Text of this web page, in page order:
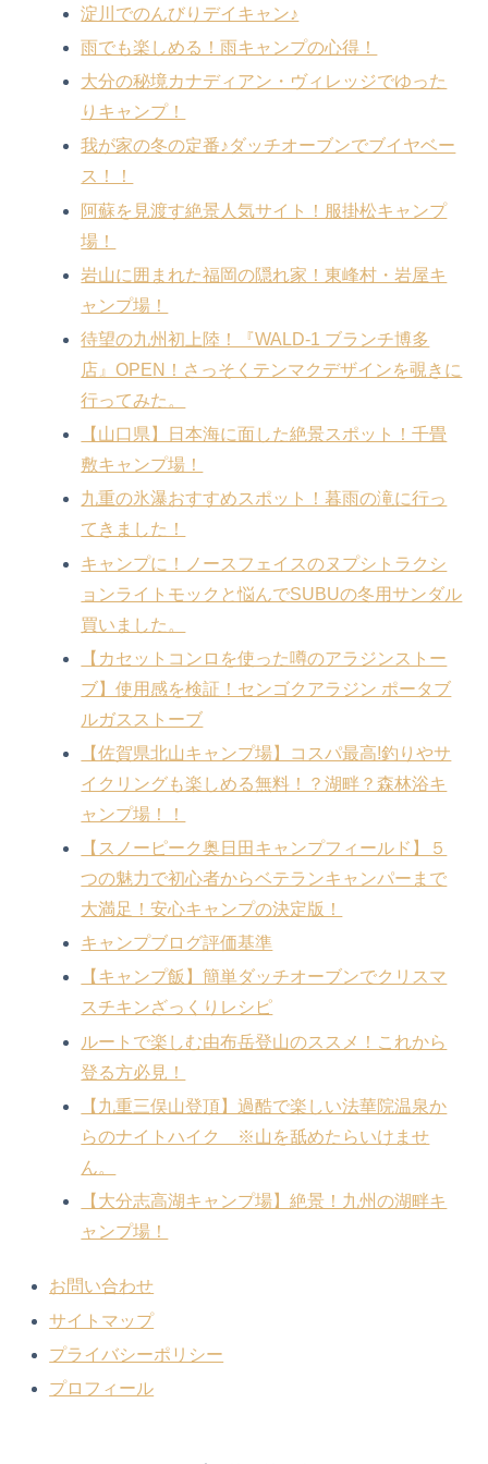
淀川でのんびりデイキャン♪
雨でも楽しめる！雨キャンプの心得！
大分の秘境カナディアン・ヴィレッジでゆった
りキャンプ！
我が家の冬の定番♪ダッチオーブンでブイヤベー
ス！！
阿蘇を見渡す絶景人気サイト！服掛松キャンプ
場！
岩山に囲まれた福岡の隠れ家！東峰村・岩屋キ
ャンプ場！
待望の九州初上陸！『WALD-1 ブランチ博多
店』OPEN！さっそくテンマクデザインを覗きに
行ってみた。
【山口県】日本海に面した絶景スポット！千畳
敷キャンプ場！
九重の氷瀑おすすめスポット！暮雨の滝に行っ
てきました！
キャンプに！ノースフェイスのヌプシトラクシ
ョンライトモックと悩んでSUBUの冬用サンダル
買いました。
【カセットコンロを使った噂のアラジンストー
ブ】使用感を検証！センゴクアラジン ポータブ
ルガスストーブ
【佐賀県北山キャンプ場】コスパ最高!釣りやサ
イクリングも楽しめる無料！？湖畔？森林浴キ
ャンプ場！！
【スノーピーク奥日田キャンプフィールド】５
つの魅力で初心者からベテランキャンパーまで
大満足！安心キャンプの決定版！
キャンプブログ評価基準
【キャンプ飯】簡単ダッチオーブンでクリスマ
スチキンざっくりレシピ
ルートで楽しむ由布岳登山のススメ！これから
登る方必見！
【九重三俣山登頂】過酷で楽しい法華院温泉か
らのナイトハイク ※山を舐めたらいけませ
ん。
【大分志高湖キャンプ場】絶景！九州の湖畔キ
ャンプ場！
お問い合わせ
サイトマップ
プライバシーポリシー
プロフィール